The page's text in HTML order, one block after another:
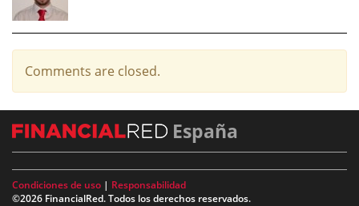
Comments are closed.
España
Condiciones de uso | Responsabilidad
©2026 FinancialRed. Todos los derechos reservados.